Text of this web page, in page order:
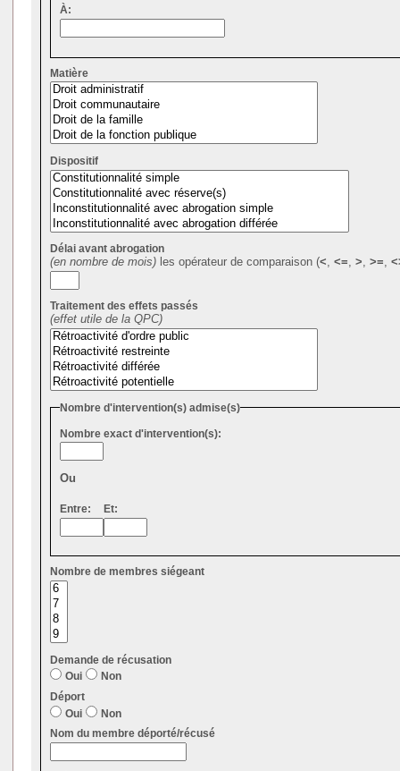
À:
Matière
Dispositif
Délai avant abrogation
(en nombre de mois) les opérateur de comparaison (<, <=, >, >=,
Traitement des effets passés
(effet utile de la QPC)
Nombre d'intervention(s) admise(s)
Nombre exact d'intervention(s):
Ou
Entre: Et:
Nombre de membres siégeant
Demande de récusation
Oui
Non
Déport
Oui
Non
Nom du membre déporté/récusé